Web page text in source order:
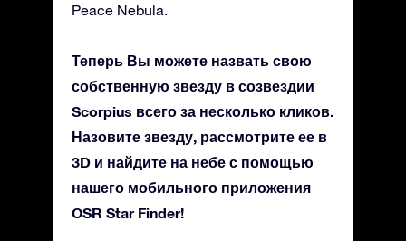
Peace Nebula.
Теперь Вы можете назвать свою
собственную звезду в созвездии
Scorpius всего за несколько кликов.
Назовите звезду, рассмотрите ее в
3D и найдите на небе с помощью
нашего мобильного приложения
OSR Star Finder!